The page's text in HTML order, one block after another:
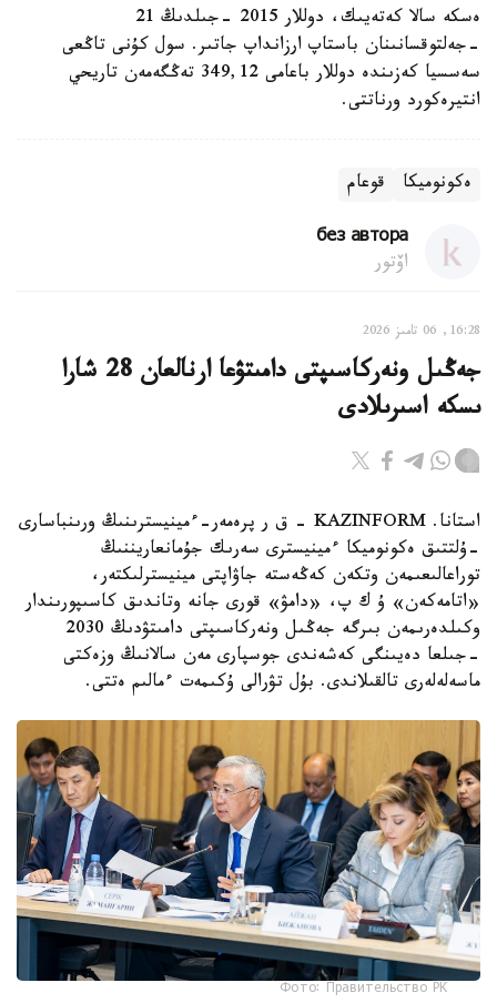
ەسكە سالا كەتەيىك، دوللار 2015 -جىلدىڭ 21
-جەلتوقسانىنان باستاپ ارزانداپ جاتىر. سول كۇنى تاڭعى
سەسسيا كەزىندە دوللار باعامى 349,12 تەڭگەمەن تاريحي
انتيرەكورد ورناتتى.
ەكونوميكا قوعام
без автора
اۆتور
16:28, 06 تامىز 2026
جەڭىل ونەركاسىپتى دامىتۋعا ارنالعان 28 شارا
ىسكە اسىرىلادى
استانا. KAZINFORM - ق ر پرەمەر-ءمينيسترىنىڭ ورىنباسارى
-ۇلتتىق ەكونوميكا ءمينيسترى سەرىك جۇمانعاريننىڭ
توراعالىعىمەن وتكەن كەڭەستە جاۋاپتى مينيسترلىكتەر،
«اتامەكەن» ۇ ك پ، «دامۋ» قورى جانە وتاندىق كاسىپورىندار
وكىلدەرىمەن بىرگە جەڭىل ونەركاسىپتى دامىتۋدىڭ 2030
-جىلعا دەيىنگى كەشەندى جوسپارى مەن سالانىڭ وزەكتى
ماسەلەلەرى تالقىلاندى. بۇل تۋرالى ۇكىمەت ءمالىم ەتتى.
Фото: Правительство РК